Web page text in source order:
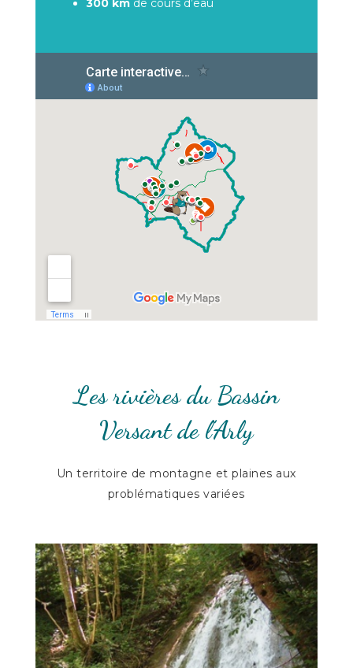
300 kmde cours d’eau
Les rivières du Bassin
Versant de l’Arly
Un territoire de montagne et plaines aux
problématiques variées